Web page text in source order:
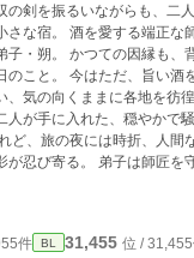
の剣を振るいながらも、二
さな宿。 酒を愛する端正な
縁も、背負った宿命も、今はも
のこと。 今はただ、旨い酒
、気の向くままに各地を彷
人が手に入れた、穏やかで
が忍び寄る。 弟子は師匠を
るため。 二人は再び刀を手
、そして徳利を背負い、気ままに
ロードムービー・ファンタジー。 既に
ハッピーエンド そのうち
件 BL 31,455 位 /